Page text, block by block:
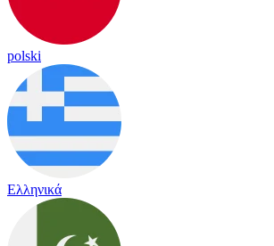
polski
Ελληνικά